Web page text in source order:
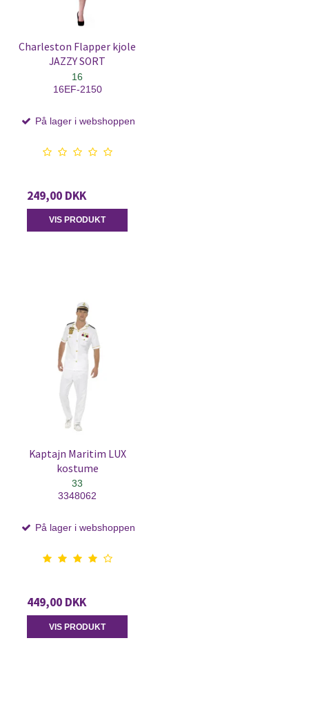
Charleston Flapper kjole
JAZZY SORT
16
16EF-2150
På lager i webshoppen
249,00 DKK
VIS PRODUKT
Kaptajn Maritim LUX
kostume
33
3348062
På lager i webshoppen
449,00 DKK
VIS PRODUKT